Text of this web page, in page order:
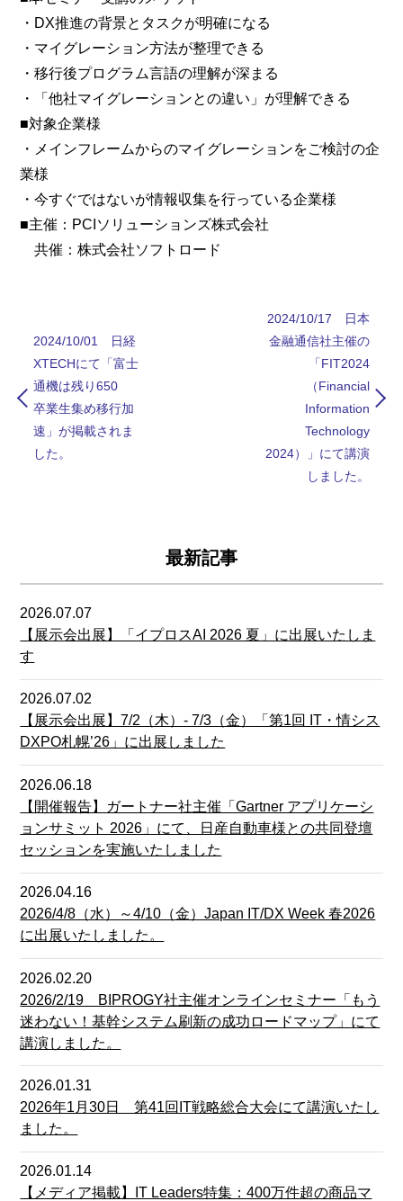
・DX推進の背景とタスクが明確になる
・マイグレーション方法が整理できる
・移行後プログラム言語の理解が深まる
・「他社マイグレーションとの違い」が理解できる
■対象企業様
・メインフレームからのマイグレーションをご検討の企
業様
・今すぐではないが情報収集を行っている企業様
■主催：PCIソリューションズ株式会社
共催：株式会社ソフトロード
2024/10/01 日経
XTECHにて「富士
通機は残り650
卒業生集め移行加
速」が掲載されま
した。
2024/10/17 日本
金融通信社主催の
「FIT2024
（Financial
Information
Technology
2024）」にて講演
しました。
最新記事
2026.07.07
【展示会出展】「イプロスAI 2026 夏」に出展いたしま
す
2026.07.02
【展示会出展】7/2（木）- 7/3（金）「第1回 IT・情シス
DXPO札幌’26」に出展しました
2026.06.18
【開催報告】ガートナー社主催「Gartner アプリケーシ
ョンサミット 2026」にて、日産自動車様との共同登壇
セッションを実施いたしました
2026.04.16
2026/4/8（水）～4/10（金）Japan IT/DX Week 春2026
に出展いたしました。
2026.02.20
2026/2/19 BIPROGY社主催オンラインセミナー「もう
迷わない！基幹システム刷新の成功ロードマップ」にて
講演しました。
2026.01.31
2026年1月30日 第41回IT戦略総合大会にて講演いたし
ました。
2026.01.14
【メディア掲載】IT Leaders特集：400万件超の商品マ